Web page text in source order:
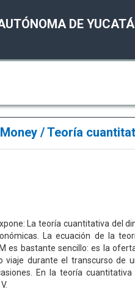
DE
/ Teoría
La teoría cuantitativa del
La ecuación de la
es bastante sencillo: es la
viaje durante el transcurso de
En la teoría